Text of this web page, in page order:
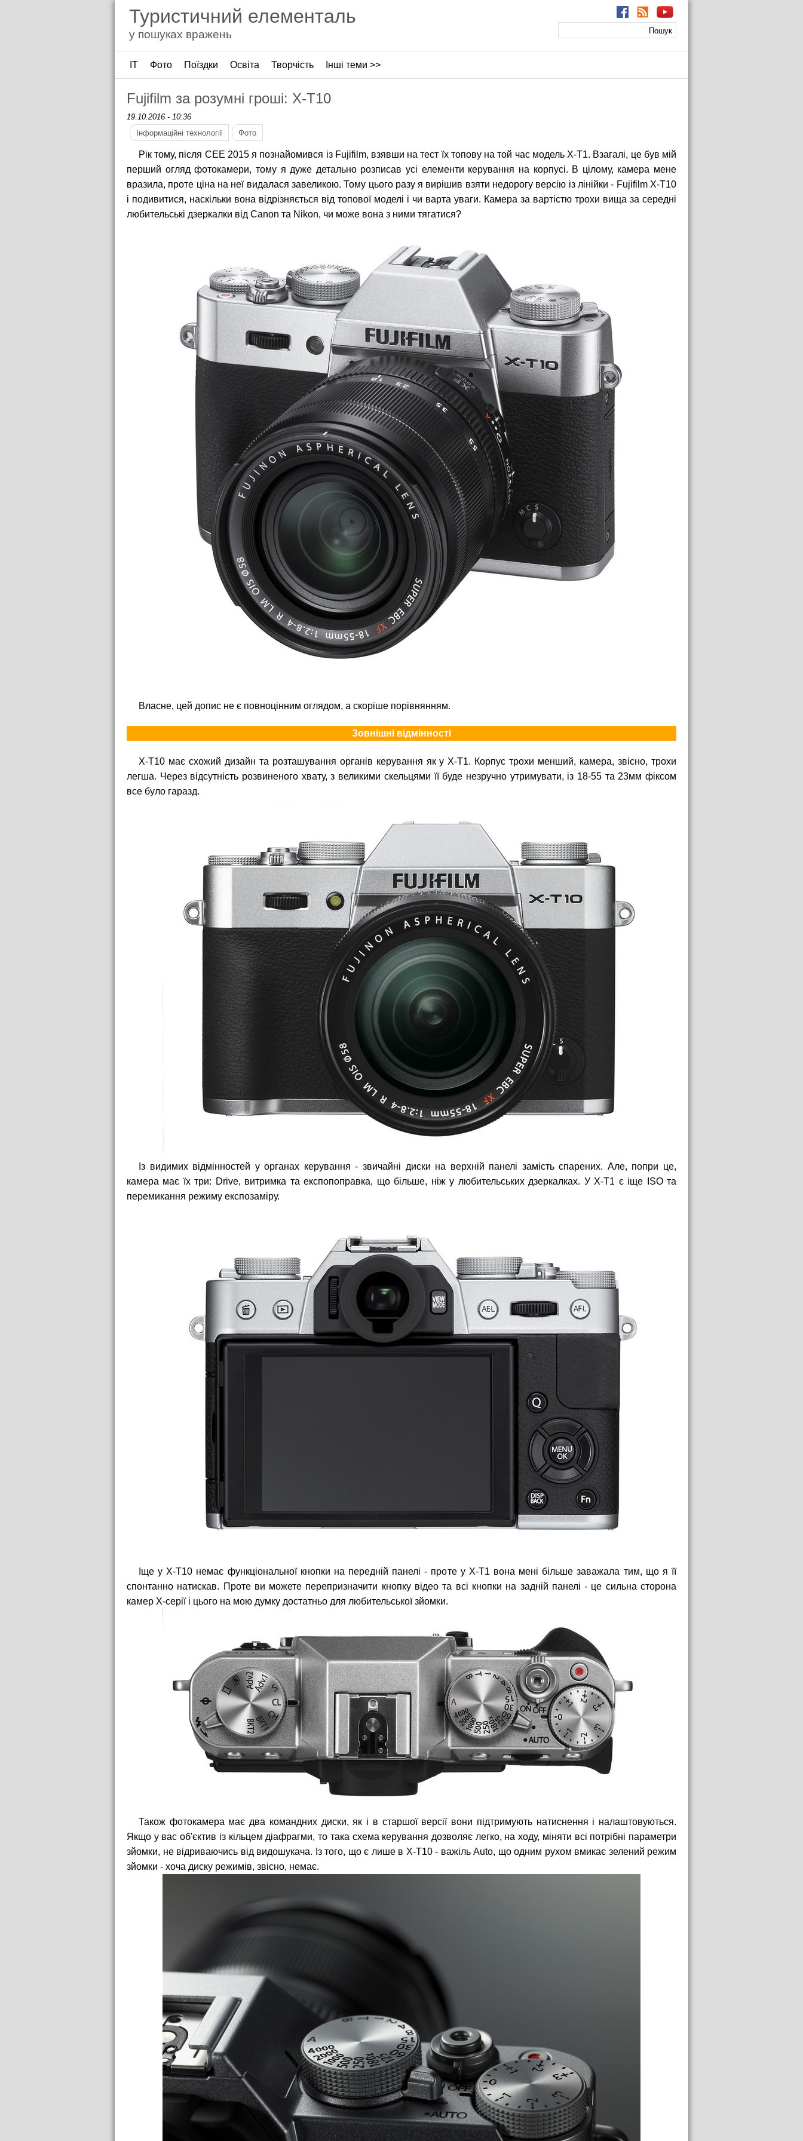
Туристичний елементаль
у пошуках вражень
Пошукова
форма
ІТ Фото Поїздки Освіта Творчість Інші теми >>
Fujifilm за розумні гроші: X-T10
19.10.2016 - 10:36
Інформаційні технології
Фото
Рік тому, після CEE 2015 я познайомився із Fujifilm, взявши на тест їх топову на той час модель X-T1. Взагалі, це був мій
перший огляд фотокамери, тому я дуже детально розписав усі елементи керування на корпусі. В цілому, камера мене
вразила, проте ціна на неї видалася завеликою. Тому цього разу я вирішив взяти недорогу версію із лінійки - Fujifilm X-T10
і подивитися, наскільки вона відрізняється від топової моделі і чи варта уваги. Камера за вартістю трохи вища за середні
любительські дзеркалки від Canon та Nikon, чи може вона з ними тягатися?
Власне, цей допис не є повноцінним оглядом, а скоріше порівнянням.
Зовнішні відмінності
X-T10 має схожий дизайн та розташування органів керування як у X-T1. Корпус трохи менший, камера, звісно, трохи
легша. Через відсутність розвиненого хвату, з великими скельцями її буде незручно утримувати, із 18-55 та 23мм фіксом
все було гаразд.
Із видимих відмінностей у органах керування - звичайні диски на верхній панелі замість спарених. Але, попри це,
камера має їх три: Drive, витримка та експопоправка, що більше, ніж у любительських дзеркалках. У X-T1 є іще ISO та
перемикання режиму експозаміру.
Іще у X-T10 немає функціональної кнопки на передній панелі - проте у X-T1 вона мені більше заважала тим, що я її
спонтанно натискав. Проте ви можете перепризначити кнопку відео та всі кнопки на задній панелі - це сильна сторона
камер X-серії і цього на мою думку достатньо для любительської зйомки.
Також фотокамера має два командних диски, як і в старшої версії вони підтримують натиснення і налаштовуються.
Якщо у вас об'єктив із кільцем діафрагми, то така схема керування дозволяє легко, на ходу, міняти всі потрібні параметри
зйомки, не відриваючись від видошукача. Із того, що є лише в X-T10 - важіль Auto, що одним рухом вмикає зелений режим
зйомки - хоча диску режимів, звісно, немає.